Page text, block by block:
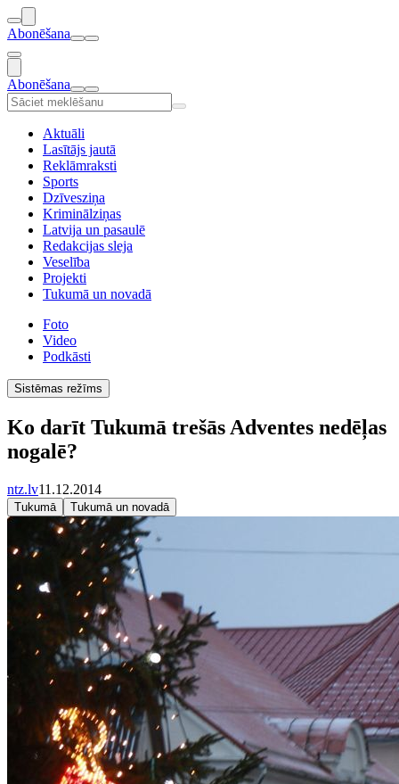
Abonēšana
Abonēšana
Aktuāli
Lasītājs jautā
Reklāmraksti
Sports
Dzīvesziņa
Kriminālziņas
Latvija un pasaulē
Redakcijas sleja
Veselība
Projekti
Tukumā un novadā
Foto
Video
Podkāsti
Sistēmas režīms
Ko darīt Tukumā trešās Adventes nedēļas
nogalē?
ntz.lv11.12.2014
Tukumā Tukumā un novadā